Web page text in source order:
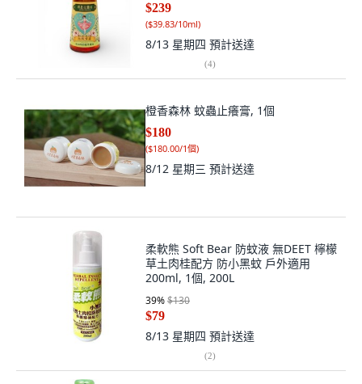
$239
($39.83/10ml)
8/13 星期四 預計送達
(4)
橙香森林 蚊蟲止癢膏, 1個
$180
($180.00/1個)
8/12 星期三 預計送達
柔軟熊 Soft Bear 防蚊液 無DEET 檸檬
草土肉桂配方 防小黑蚊 戶外適用
200ml, 1個, 200L
39%$130
$79
8/13 星期四 預計送達
(2)